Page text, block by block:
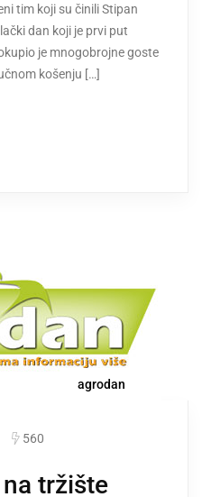
tim koji su činili Stipan
dan koji je prvi put
je mnogobrojne goste
košenju […]
agrodan
560
tržište